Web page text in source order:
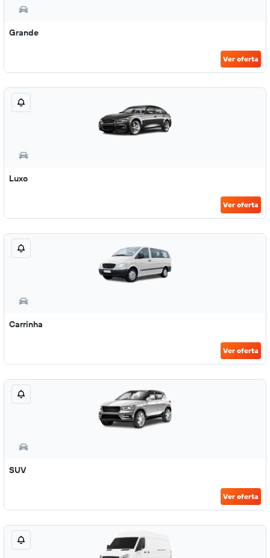
Grande
Ver oferta
Luxo
Ver oferta
Carrinha
Ver oferta
SUV
Ver oferta